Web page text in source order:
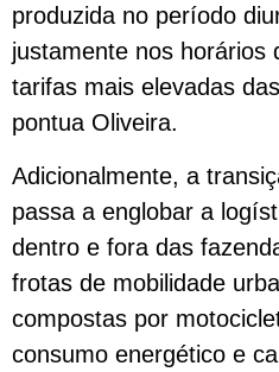
produzida no período
justamente nos horários
tarifas mais elevadas
pontua Oliveira.
Adicionalmente, a
passa a englobar a
dentro e fora das
frotas de mobilidade
compostas por
consumo energético e